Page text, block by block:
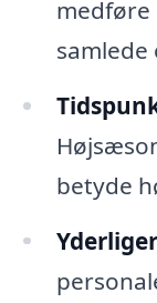
medføre
samlede
betyde